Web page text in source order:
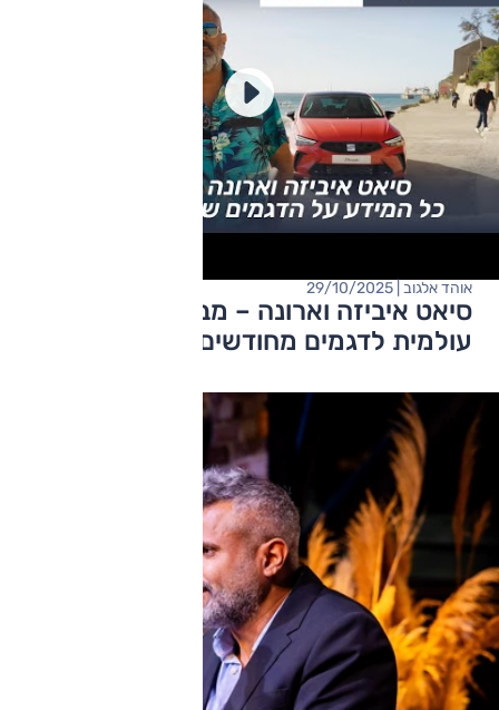
סיאט איביזה וארונה – מבחני דרכים (השקה
עולמית לדגמים מחודשים)
אוהד אלגוב | 29/10/2025